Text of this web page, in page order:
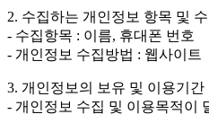
의 경우에는 상담 신청이 제한됩니
2. 수집하는 개인정보 항목 및
- 수집항목 : 이름, 휴대폰 번호
- 개인정보 수집방법 : 웹사이트
3. 개인정보의 보유 및 이용기간
- 개인정보 수집 및 이용목적이